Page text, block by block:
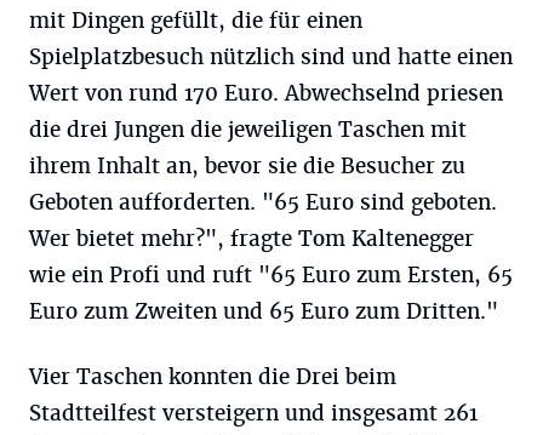
mit Dingen gefüllt, die für einen
Spielplatzbesuch nützlich sind und hatte einen
Wert von rund 170 Euro. Abwechselnd priesen
die drei Jungen die jeweiligen Taschen mit
ihrem Inhalt an, bevor sie die Besucher zu
Geboten aufforderten. "65 Euro sind geboten.
Wer bietet mehr?", fragte Tom Kaltenegger
wie ein Profi und ruft "65 Euro zum Ersten, 65
Euro zum Zweiten und 65 Euro zum Dritten."
Vier Taschen konnten die Drei beim
Stadtteilfest versteigern und insgesamt 261